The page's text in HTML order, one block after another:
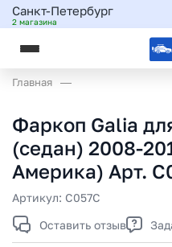
Санкт-Петербург
2 магазина
Главная
Фаркоп Galia
(седан) 2008-
Америка) Арт.
Артикул: C057C
Оставить отзыв